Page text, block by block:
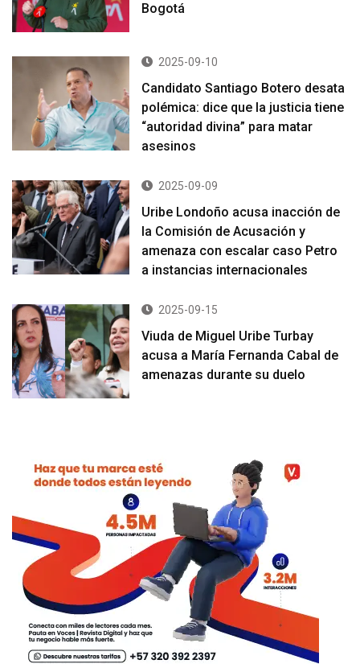
Bogotá
2025-09-10
Candidato Santiago Botero desata
polémica: dice que la justicia tiene
“autoridad divina” para matar
asesinos
2025-09-09
Uribe Londoño acusa inacción de
la Comisión de Acusación y
amenaza con escalar caso Petro
a instancias internacionales
2025-09-15
Viuda de Miguel Uribe Turbay
acusa a María Fernanda Cabal de
amenazas durante su duelo